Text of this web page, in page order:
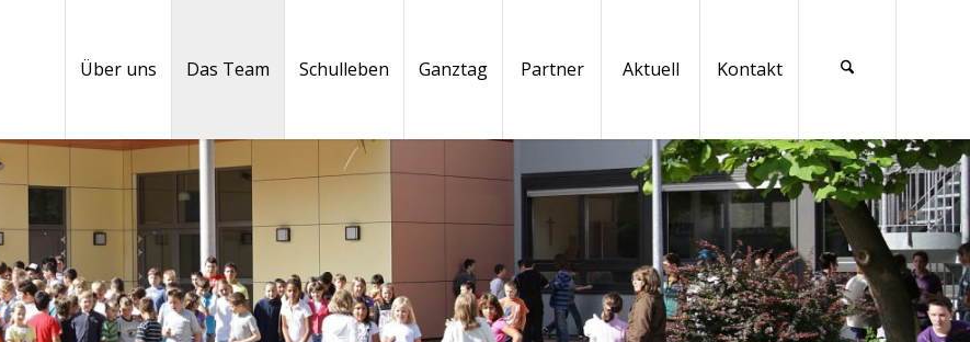
Über uns Das Team Schulleben Ganztag Partner Aktuell Kontakt